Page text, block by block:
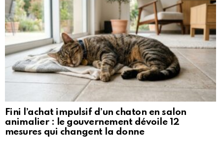
Fini l’achat impulsif d’un chaton en salon
animalier : le gouvernement dévoile 12
mesures qui changent la donne